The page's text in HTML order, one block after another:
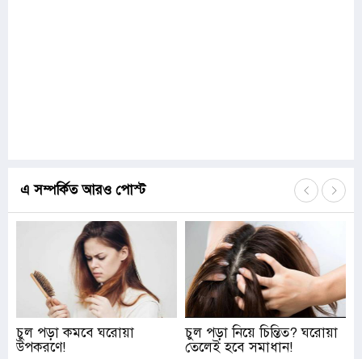
এ সম্পর্কিত আরও পোস্ট
চুল পড়া কমবে ঘরোয়া
উপকরণে!
চুল পড়া নিয়ে চিন্তিত? ঘরোয়া
তেলেই হবে সমাধান!